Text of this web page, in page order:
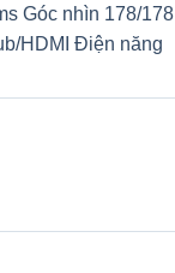
Góc nhìn 178/178
HDMI Điện năng